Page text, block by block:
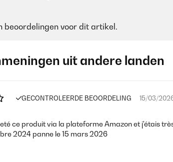
beoordelingen voor dit artikel.
uit andere landen
GECONTROLEERDE BEOORDELING 15/03/
ce produit via la plateforme Amazon et j'étais
2024 panne le 15 mars 2026